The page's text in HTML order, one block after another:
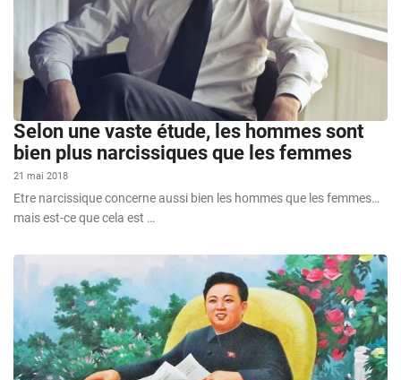
Selon une vaste étude, les hommes sont
bien plus narcissiques que les femmes
21 mai 2018
Etre narcissique concerne aussi bien les hommes que les femmes…
mais est-ce que cela est …